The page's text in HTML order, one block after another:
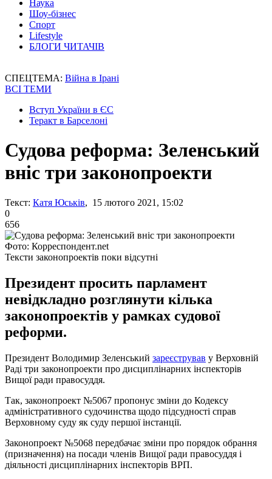
Наука
Шоу-бізнес
Спорт
Lifestyle
БЛОГИ ЧИТАЧІВ
СПЕЦТЕМА: Війна в Ірані
ВСІ ТЕМИ
Вступ України в ЄС
Теракт в Барселоні
Судова реформа: Зеленський
вніс три законопроекти
Текст: Катя Юськів, 15 лютого 2021, 15:02
0
656
Фото: Корреспондент.net
Тексти законопроектів поки відсутні
Президент просить парламент
невідкладно розглянути кілька
законопроектів у рамках судової
реформи.
Президент Володимир Зеленський зареєстрував у Верховній
Раді три законопроекти про дисциплінарних інспекторів
Вищої ради правосуддя.
Так, законопроект №5067 пропонує зміни до Кодексу
адміністративного судочинства щодо підсудності справ
Верховному суду як суду першої інстанції.
Законопроект №5068 передбачає зміни про порядок обрання
(призначення) на посади членів Вищої ради правосуддя і
діяльності дисциплінарних інспекторів ВРП.